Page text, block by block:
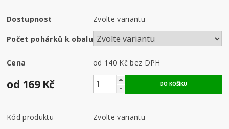
Dostupnost Zvolte variantu
Počet pohárků k obalu
Cena od 140 Kčbez DPH
od 169 Kč
Kód produktu
Zvolte variantu